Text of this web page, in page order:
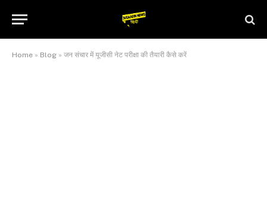
Home » Blog » जन संचार में यूजीसी नेट परीक्षा की तैयारी कैसे करें